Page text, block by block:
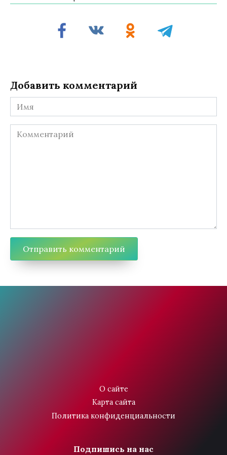
Добавить комментарий
Имя
Комментарий
О сайте
Карта сайта
Политика конфиденциальности
Подпишись на нас